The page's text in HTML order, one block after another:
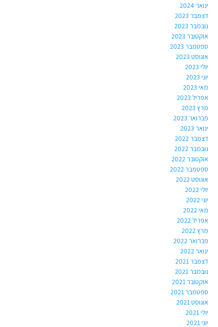
ינואר 2024
דצמבר 2023
נובמבר 2023
אוקטובר 2023
ספטמבר 2023
אוגוסט 2023
יולי 2023
יוני 2023
מאי 2023
אפריל 2023
מרץ 2023
פברואר 2023
ינואר 2023
דצמבר 2022
נובמבר 2022
אוקטובר 2022
ספטמבר 2022
אוגוסט 2022
יולי 2022
יוני 2022
מאי 2022
אפריל 2022
מרץ 2022
פברואר 2022
ינואר 2022
דצמבר 2021
נובמבר 2021
אוקטובר 2021
ספטמבר 2021
אוגוסט 2021
יולי 2021
יוני 2021